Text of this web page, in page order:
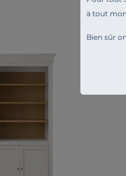
à tout
Bien sûr